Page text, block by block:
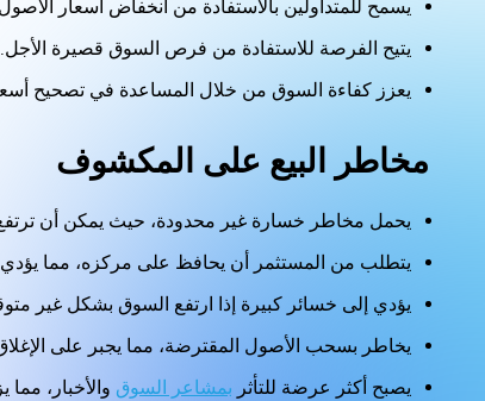
يسمح للمتداولين بالاستفادة من انخفاض أسعار الأصول
يتيح الفرصة للاستفادة من فرص السوق قصيرة الأجل.
يعزز كفاءة السوق من خلال المساعدة في تصحيح
مخاطر البيع على المكشوف
يحمل مخاطر خسارة غير محدودة، حيث يمكن أن
يتطلب من المستثمر أن يحافظ على مركزه، مما
يؤدي إلى خسائر كبيرة إذا ارتفع السوق بشكل غير
يخاطر بسحب الأصول المقترضة، مما يجبر على
يصبح أكثر عرضة للتأثر بمشاعر السوق والأخبار، مما